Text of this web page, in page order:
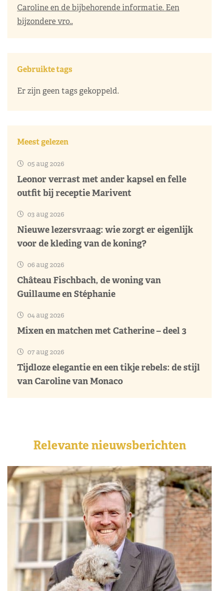
Caroline en de bijbehorende informatie. Een
bijzondere vro..
Gebruikte tags
Er zijn geen tags gekoppeld.
Meest gelezen
05 aug 2026
Leonor verrast met ander kapsel en felle
outfit bij receptie Marivent
03 aug 2026
Nieuwe lezersvraag: wie zorgt er eigenlijk
voor de kleding van de koning?
06 aug 2026
Château Fischbach, de woning van
Guillaume en Stéphanie
04 aug 2026
Mixen en matchen met Catherine – deel 3
07 aug 2026
Tijdloze elegantie en een tikje rebels: de stijl
van Caroline van Monaco
Relevante nieuwsberichten